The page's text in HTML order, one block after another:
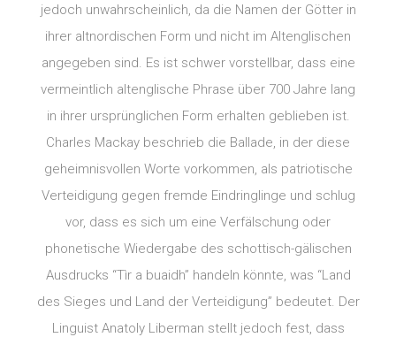
jedoch unwahrscheinlich, da die Namen der Götter in
ihrer altnordischen Form und nicht im Altenglischen
angegeben sind. Es ist schwer vorstellbar, dass eine
vermeintlich altenglische Phrase über 700 Jahre lang
in ihrer ursprünglichen Form erhalten geblieben ist.
Charles Mackay beschrieb die Ballade, in der diese
geheimnisvollen Worte vorkommen, als patriotische
Verteidigung gegen fremde Eindringlinge und schlug
vor, dass es sich um eine Verfälschung oder
phonetische Wiedergabe des schottisch-gälischen
Ausdrucks “Tìr a buaidh” handeln könnte, was “Land
des Sieges und Land der Verteidigung” bedeutet. Der
Linguist Anatoly Liberman stellt jedoch fest, dass